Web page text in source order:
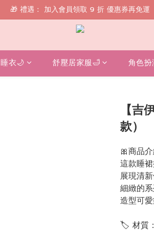
🎁 禮遇： 加入會員領取 9 折 優惠券再免運
🎁 禮遇： 加入會員領取 9 折 優惠券再免運
📱 綁定 LINE 好友，現領 $100 購物金！
🎁 禮遇： 加入會員領取 9 折 優惠券再免運
睡衣🌙 舒壓居家服🛁 角色
【吉
款）
🎀商品介
這款睡
展現清
細緻的
造型可
🏷 材質